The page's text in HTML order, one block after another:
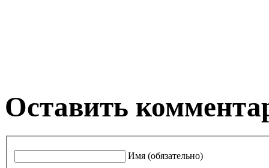
Оставить
Имя (обязательно)